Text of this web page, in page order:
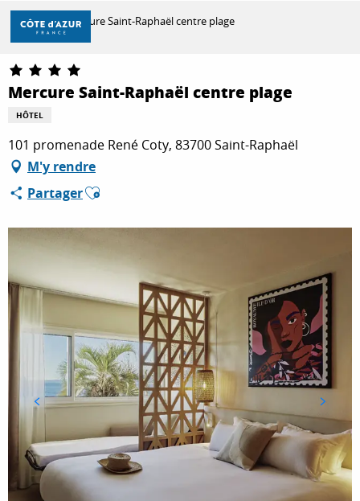
Aller
contenu
principal
DÉCOUVRIR
À FAIRE
SÉJOURNER
Accueil Mercure Saint-Raphaël centre plage
Mercure Saint-Raphaël centre plage
HÔTEL
101 promenade René Coty, 83700 Saint-Raphaël
M'y rendre
PartagerAjouter aux favoris